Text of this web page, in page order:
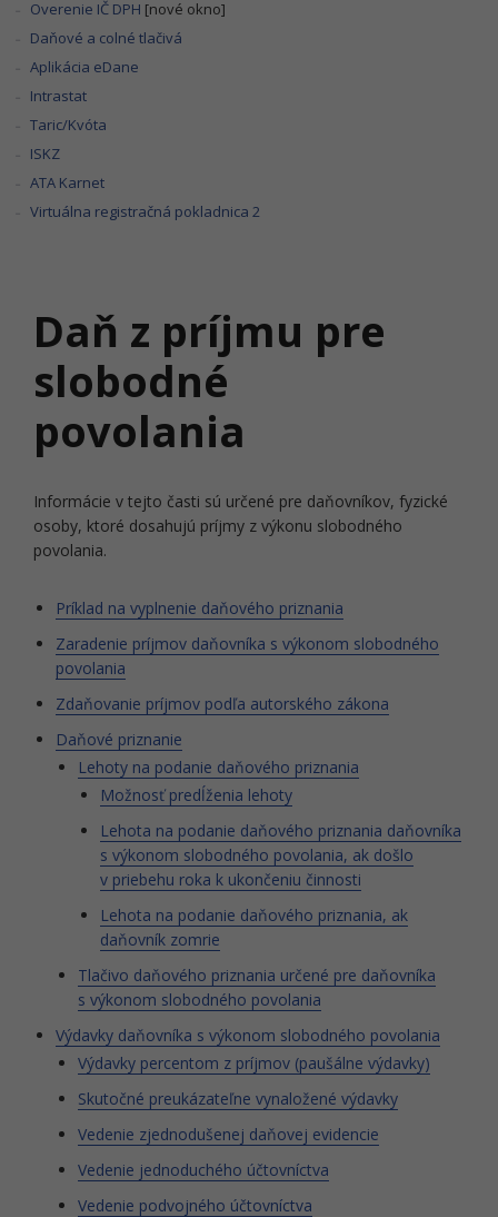
Overenie IČ DPH [nové okno]
Daňové a colné tlačivá
Aplikácia eDane
Intrastat
Taric/Kvóta
ISKZ
ATA Karnet
Virtuálna registračná pokladnica 2
Daň z príjmu pre
slobodné
povolania
Informácie v tejto časti sú určené pre daňovníkov, fyzické
osoby, ktoré dosahujú príjmy z výkonu slobodného
povolania.
Príklad na vyplnenie daňového priznania
Zaradenie príjmov daňovníka s výkonom slobodného
povolania
Zdaňovanie príjmov podľa autorského zákona
Daňové priznanie
Lehoty na podanie daňového priznania
Možnosť predĺženia lehoty
Lehota na podanie daňového priznania daňovníka
s výkonom slobodného povolania, ak došlo
v priebehu roka k ukončeniu činnosti
Lehota na podanie daňového priznania, ak
daňovník zomrie
Tlačivo daňového priznania určené pre daňovníka
s výkonom slobodného povolania
Výdavky daňovníka s výkonom slobodného povolania
Výdavky percentom z príjmov (paušálne výdavky)
Skutočné preukázateľne vynaložené výdavky
Vedenie zjednodušenej daňovej evidencie
Vedenie jednoduchého účtovníctva
Vedenie podvojného účtovníctva